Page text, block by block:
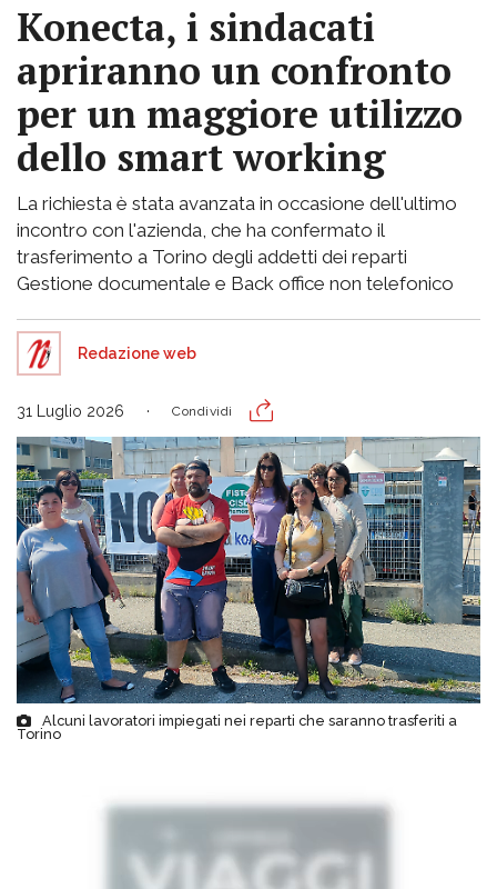
Konecta, i sindacati
apriranno un confronto
per un maggiore utilizzo
dello smart working
La richiesta è stata avanzata in occasione dell'ultimo
incontro con l'azienda, che ha confermato il
trasferimento a Torino degli addetti dei reparti
Gestione documentale e Back office non telefonico
Redazione web
31 Luglio 2026 Condividi
Alcuni lavoratori impiegati nei reparti che saranno trasferiti a
Torino